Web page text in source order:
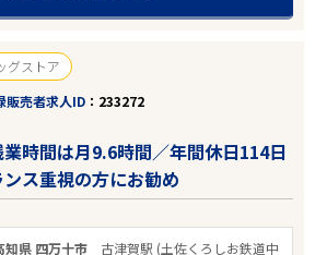
5件から検索する
グストア
販売者求人ID 233272
業時間は月9.6時間／年間休日114日
ス重視の方にお勧め
知県 四万十市 古津賀駅 (土佐くろしお鉄道中